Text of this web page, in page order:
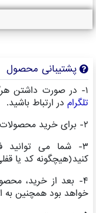
پشتیبانی محصول
تلگرامدر ارتباط باشید.
۳- شما می توانید
کنید(هیچگونه کد یا
۴- بعد از خرید،
خواهد بود همچنین به